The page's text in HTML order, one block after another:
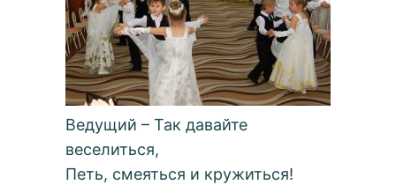
Ведущий – Так давайте
веселиться,
Петь, смеяться и кружиться!